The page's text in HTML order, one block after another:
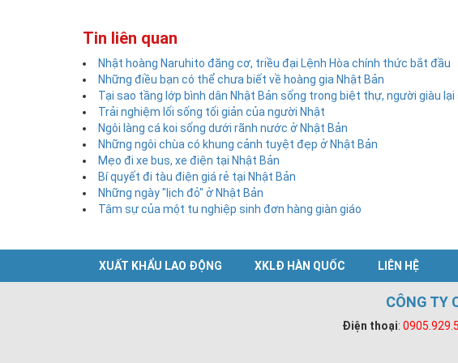
Tin liên quan
Nhật hoàng Naruhito đăng cơ, triều đại Lệnh Hòa chính thức bắt đầu
Những điều bạn có thể chưa biết về hoàng gia Nhật Bản
Tại sao tầng lớp bình dân Nhật Bản sống trong biệt thự, người giàu
Trải nghiệm lối sống tối giản của người Nhật
Ngôi làng cá koi sống dưới rãnh nước ở Nhật Bản
Những ngôi chùa có khung cảnh tuyệt đẹp ở Nhật Bản
Mẹo đi xe bus, xe điện tại Nhật Bản
Bí quyết đi tàu điện giá rẻ tại Nhật Bản
Những ngày "lịch đỏ" ở Nhật Bản
Tâm sự của một tu nghiệp sinh đơn hàng giàn giáo
XUẤT KHẨU LAO ĐỘNG XKLĐ HÀN QUỐC LIÊN HỆ
CÔNG TY
Điện thoại: